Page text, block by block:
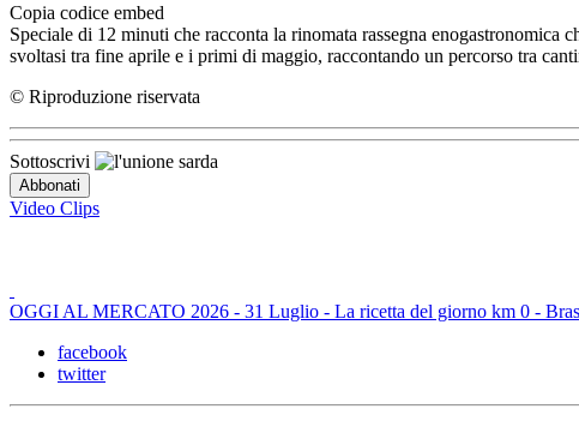
Copia codice embed
Speciale di 12 minuti che racconta la rinomata rassegna enogastronomica
svoltasi tra fine aprile e i primi di maggio, raccontando un percorso tra
© Riproduzione riservata
Sottoscrivi
Video Clips
OGGI AL MERCATO 2026 - 31 Luglio - La ricetta del giorno km 0 -
facebook
twitter